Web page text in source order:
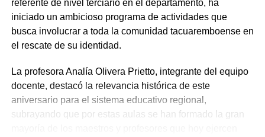
referente de nivel terciario en el departamento, ha
iniciado un ambicioso programa de actividades que
busca involucrar a toda la comunidad tacuaremboense en
el rescate de su identidad.
La profesora Analía Olivera Prietto, integrante del equipo
docente, destacó la relevancia histórica de este
aniversario para el sistema educativo regional,
subrayando que por estas aulas se han formado la gran